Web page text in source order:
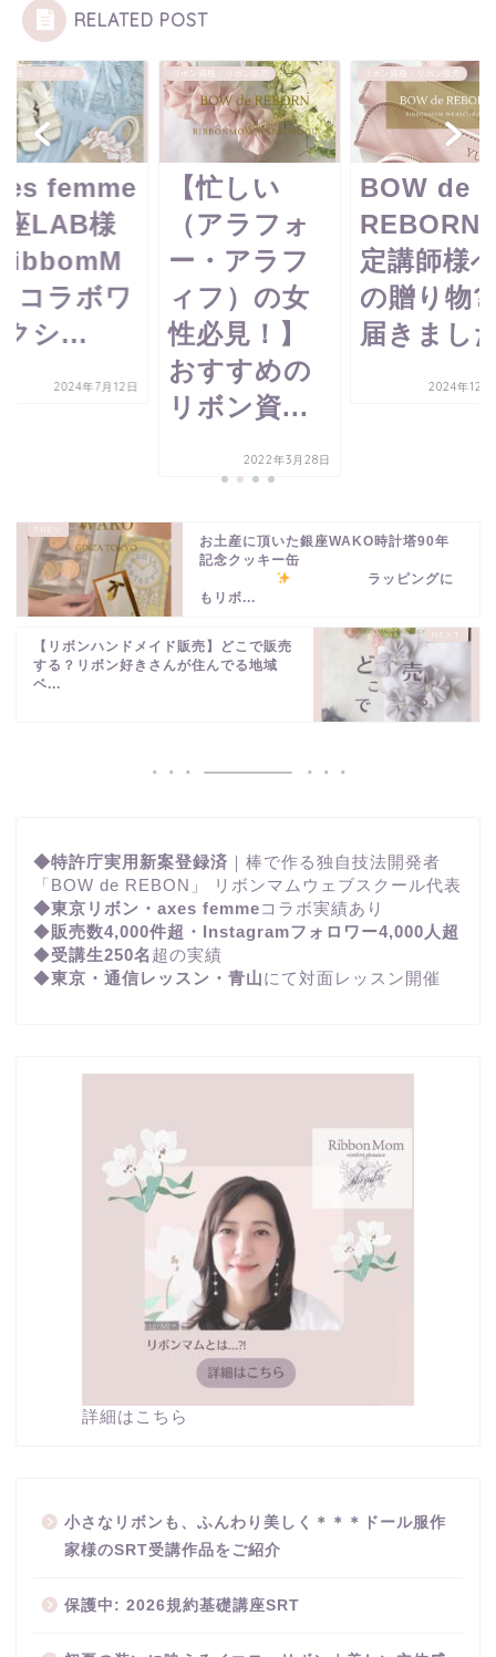
RELATED POST
femme
LAB様
コラボワ
シ...
2024年7月12日
リボン資格・リボン販売
【忙しい
（アラフォ
ー・アラフ
ィフ）の女
性必見！】
おすすめの
リボン資...
2022年3月28日
リボン資格・リボン販売
BOW de
REBORN
定講師様
の贈り物?
届きまし
2024年12
お土産に頂いた銀座WAKO時計塔90年
記念クッキー缶
ラッピングに
もリボ...
【リボンハンドメイド販売】どこで販売
する？リボン好きさんが住んでる地域
ベ...
◆特許庁実用新案登録済 ｜棒で作る独自技法開発者
「BOW de REBON」 リボンマムウェブスクール代表
◆東京リボン・axes femmeコラボ実績あり
◆販売数4,000件超・Instagramフォロワー4,000人超
◆受講生250名 超の実績
◆東京・通信レッスン・青山にて対面レッスン開催
詳細はこちら
小さなリボンも、ふんわり美しく＊＊＊ドール服作
家様のSRT受講作品をご紹介
保護中: 2026規約基礎講座SRT